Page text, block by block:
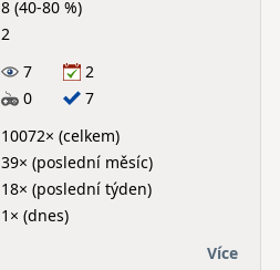
8 (40-80 %)
2
7
2
0
7
10072× (celkem)
39× (poslední měsíc)
18× (poslední týden)
1× (dnes)
Více